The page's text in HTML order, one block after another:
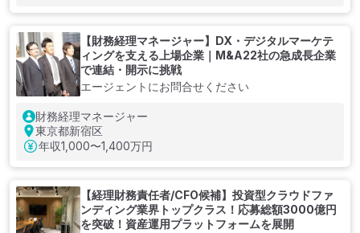
【財務経理マネージャー】DX・デジタルマーケテ
ィングを支える上場企業｜M&A22社の急成長企業
で連結・開示に挑戦
エージェントにお問合せください
財務経理マネージャー
東京都新宿区
年収1,000〜1,400万円
【経理財務責任者/CFO候補】投資型クラウドファ
ンディング業界トップクラス！応募総額3000億円
を突破！資産運用プラットフォームを展開